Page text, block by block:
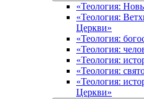
«Теология:
«Теология:
Церкви»
«Теология:
«Теология:
«Теология:
«Теология:
«Теология:
Церкви»